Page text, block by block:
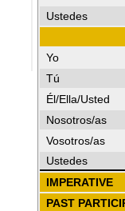
Ustedes
Yo
Tú
Él/Ella/Usted
Nosotros/as
Vosotros/as
Ustedes
IMPERATIVE
PAST